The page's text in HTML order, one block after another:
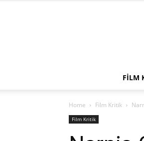
FILM
Home Film Kritik
Film Kritik